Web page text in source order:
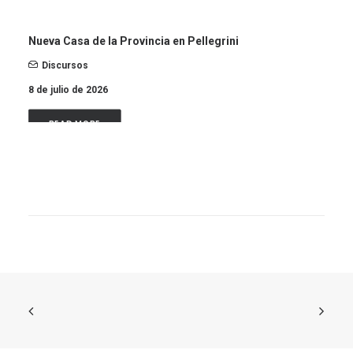
Nueva Casa de la Provincia en Pellegrini
Discursos
8 de julio de 2026
READ MORE